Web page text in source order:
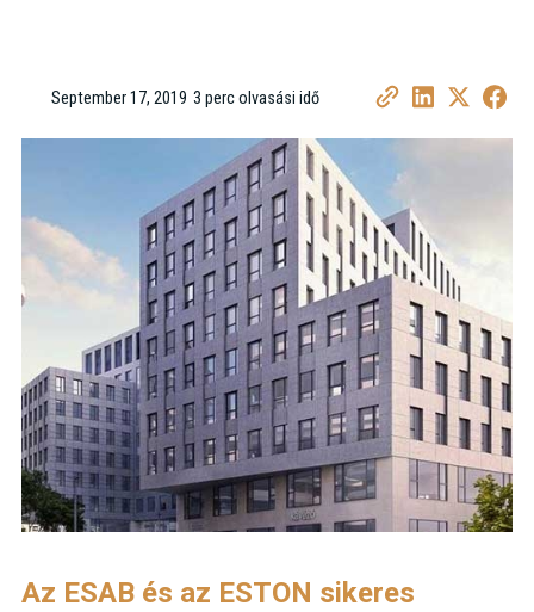
September 17, 2019 3 perc olvasási idő
Az ESAB és az ESTON sikeres